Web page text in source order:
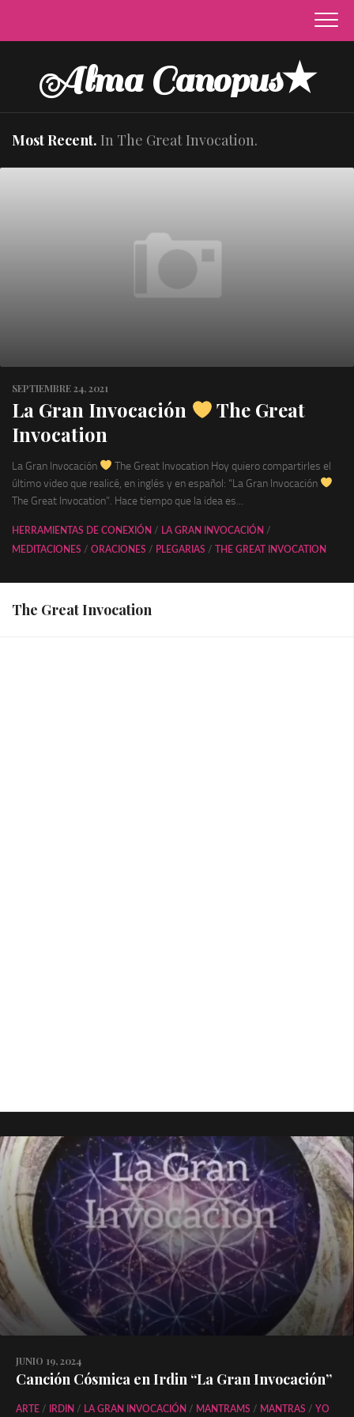
content
Alma Canopus★
Most Recent. In The Great Invocation.
SEPTIEMBRE 24, 2021
La Gran Invocación
The Great
Invocation
La Gran Invocación
The Great Invocation Hoy quiero compartirles el
último video que realicé, en inglés y en español: “La Gran Invocación
The Great Invocation”. Hace tiempo que la idea es...
HERRAMIENTAS DE CONEXIÓN / LA GRAN INVOCACIÓN /
MEDITACIONES / ORACIONES / PLEGARIAS / THE GREAT INVOCATION
The Great Invocation
JUNIO 19, 2024
Canción Cósmica en Irdin “La Gran Invocación”
ARTE / IRDIN / LA GRAN INVOCACIÓN / MANTRAMS / MANTRAS / YO